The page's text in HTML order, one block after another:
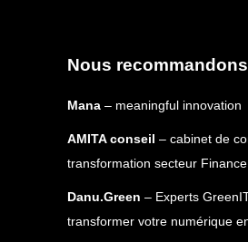
Nous recommandons
Mana – meaningful innovation
AMITA conseil – cabinet de
transformation secteur Finance
Danu.Green – Experts
transformer votre numérique